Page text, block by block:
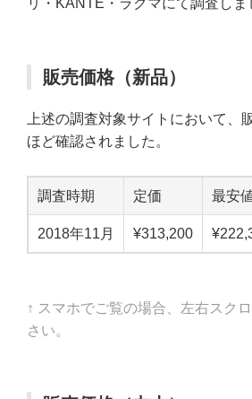
リ・KANTE・ラクマにて調査しま
販売価格（新品）
上述の調査対象サイトにおいて、
ほど確認されました。
調査時期 定価 最安
2018年11月 ¥313,200
↑ スマホでご覧の場合、左右スク
さい。